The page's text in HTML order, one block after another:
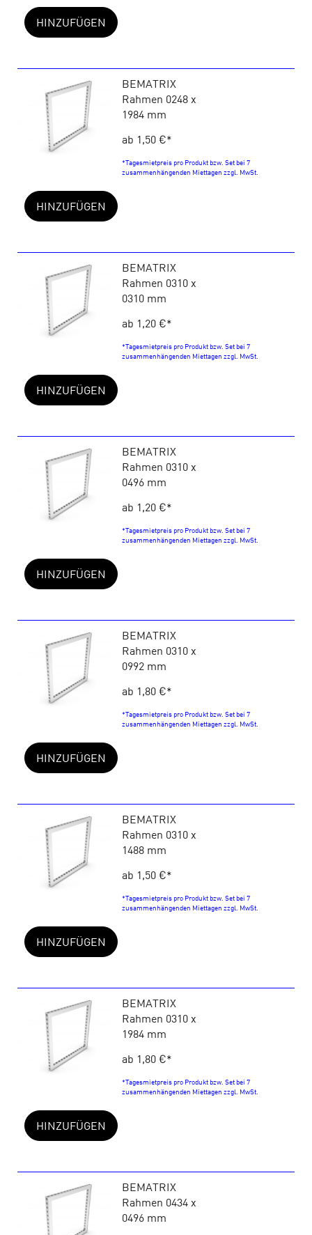
HINZUFÜGEN
BEMATRIX
Rahmen 0248 x
1984 mm
ab 1,50 €*
*Tagesmietpreis pro Produkt bzw. Set bei 7
zusammenhängenden Miettagen zzgl. MwSt.
HINZUFÜGEN
BEMATRIX
Rahmen 0310 x
0310 mm
ab 1,20 €*
*Tagesmietpreis pro Produkt bzw. Set bei 7
zusammenhängenden Miettagen zzgl. MwSt.
HINZUFÜGEN
BEMATRIX
Rahmen 0310 x
0496 mm
ab 1,20 €*
*Tagesmietpreis pro Produkt bzw. Set bei 7
zusammenhängenden Miettagen zzgl. MwSt.
HINZUFÜGEN
BEMATRIX
Rahmen 0310 x
0992 mm
ab 1,80 €*
*Tagesmietpreis pro Produkt bzw. Set bei 7
zusammenhängenden Miettagen zzgl. MwSt.
HINZUFÜGEN
BEMATRIX
Rahmen 0310 x
1488 mm
ab 1,50 €*
*Tagesmietpreis pro Produkt bzw. Set bei 7
zusammenhängenden Miettagen zzgl. MwSt.
HINZUFÜGEN
BEMATRIX
Rahmen 0310 x
1984 mm
ab 1,80 €*
*Tagesmietpreis pro Produkt bzw. Set bei 7
zusammenhängenden Miettagen zzgl. MwSt.
HINZUFÜGEN
BEMATRIX
Rahmen 0434 x
0496 mm